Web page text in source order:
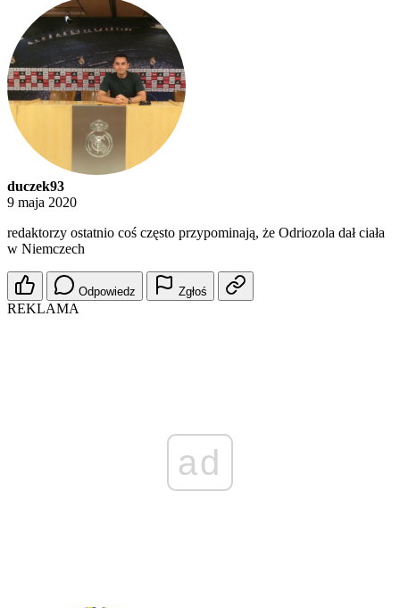
duczek93
9 maja 2020
redaktorzy ostatnio coś często przypominają, że Odriozola dał ciała
w Niemczech
Odpowiedz Zgłoś
REKLAMA
ad